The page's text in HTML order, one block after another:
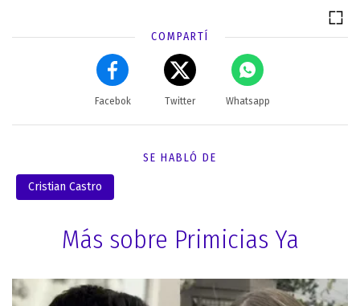
COMPARTÍ
Facebok Twitter Whatsapp
SE HABLÓ DE
Cristian Castro
Más sobre Primicias Ya